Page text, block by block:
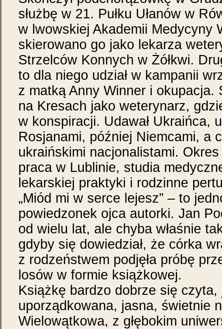
służbę w 21. Pułku Ułanów w
w lwowskiej Akademii Medycyny
skierowano go jako lekarza
Strzelców Konnych w Żółkwi.
to dla niego udział w kampanii
z matką Anny Winner i okupacja.
na Kresach jako weterynarz,
w konspiracji. Udawał Ukraińca,
Rosjanami, później Niemcami, a
ukraińskimi nacjonalistami.
praca w Lublinie, studia
lekarskiej praktyki i rodzinne
„Miód mi w serce lejesz” – to
powiedzonek ojca autorki. Jan
od wielu lat, ale chyba właśnie
gdyby się dowiedział, że córka
z rodzeństwem podjęła próbę
losów w formie książkowej.
Książkę bardzo dobrze się czyta,
uporządkowana, jasna, świetnie
Wielowątkowa, z głębokim